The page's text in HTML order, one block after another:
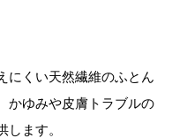
にくい天然繊維のふとん
かゆみや皮膚トラブルの
します。